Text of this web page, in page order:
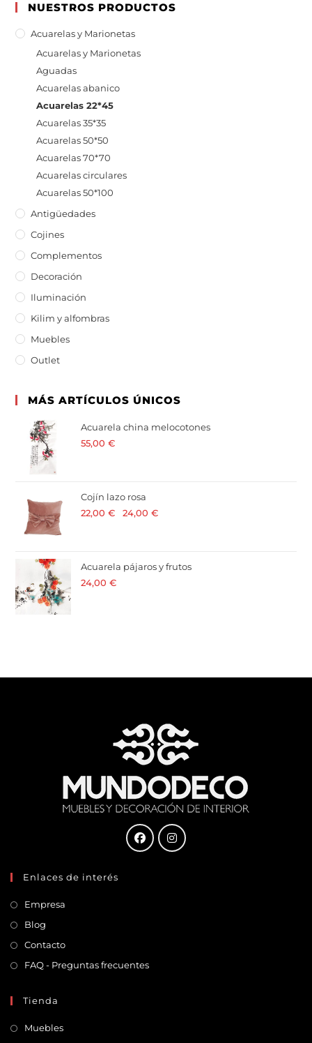
NUESTROS PRODUCTOS
Acuarelas y Marionetas
Acuarelas y Marionetas
Aguadas
Acuarelas abanico
Acuarelas 22*45
Acuarelas 35*35
Acuarelas 50*50
Acuarelas 70*70
Acuarelas circulares
Acuarelas 50*100
Antigüedades
Cojines
Complementos
Decoración
Iluminación
Kilim y alfombras
Muebles
Outlet
MÁS ARTÍCULOS ÚNICOS
Acuarela china melocotones
55,00€
Cojín lazo rosa
22,00€ 24,00€
Acuarela pájaros y frutos
24,00€
Enlaces de interés
Empresa
Blog
Contacto
FAQ - Preguntas frecuentes
Tienda
Muebles